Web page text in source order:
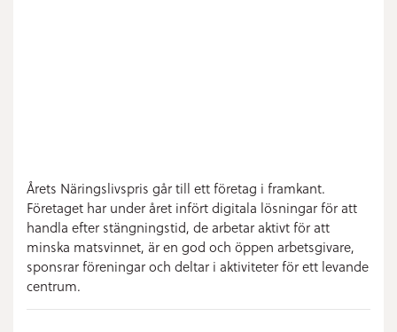
Årets Näringslivspris går till ett företag i framkant.
Företaget har under året infört digitala lösningar för att
handla efter stängningstid, de arbetar aktivt för att
minska matsvinnet, är en god och öppen arbetsgivare,
sponsrar föreningar och deltar i aktiviteter för ett levande
centrum.